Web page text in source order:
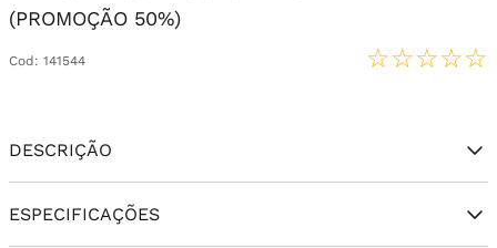
(PROMOÇÃO 50%)
Cod : 141544 ☆☆☆☆☆
DESCRIÇÃO
ESPECIFICAÇÕES